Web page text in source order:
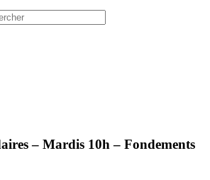
– Mardis 10h – Fondements